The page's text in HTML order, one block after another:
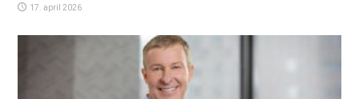
17. april 2026